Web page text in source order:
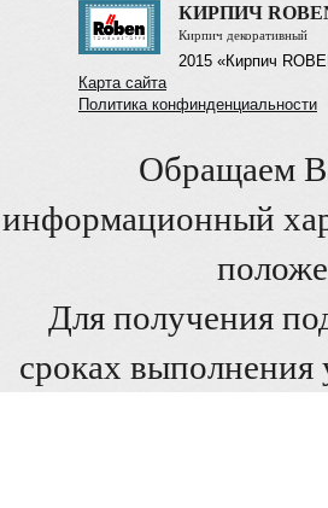
КИРПИЧ
Кирпич декоративный
2015 «Кирпич
Карта сайта
Политика конфинденциальности
Обращаем
информационный
Для получения
сроках выполнения